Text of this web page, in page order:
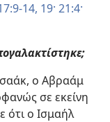
14, 19· 21:4·
ο Αβραάμ
σε εκείνη
ότι ο Ισμαήλ